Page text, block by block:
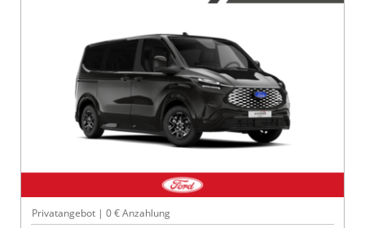
Privatangebot | 0 € Anzahlung